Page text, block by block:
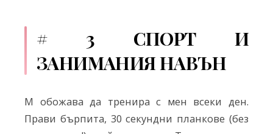
# 3 СПОРТ И
ЗАНИМАНИЯ НАВЪН
M обожава да тренира с мен всеки ден.
Прави бърпита, 30 секундни планкове (без